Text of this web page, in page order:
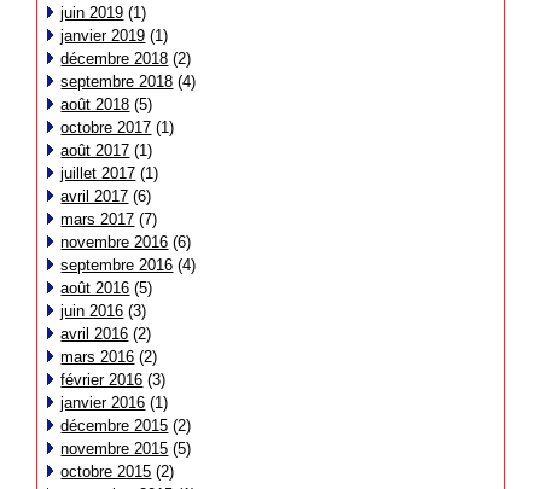
juin 2019 (1)
janvier 2019 (1)
décembre 2018 (2)
septembre 2018 (4)
août 2018 (5)
octobre 2017 (1)
août 2017 (1)
juillet 2017 (1)
avril 2017 (6)
mars 2017 (7)
novembre 2016 (6)
septembre 2016 (4)
août 2016 (5)
juin 2016 (3)
avril 2016 (2)
mars 2016 (2)
février 2016 (3)
janvier 2016 (1)
décembre 2015 (2)
novembre 2015 (5)
octobre 2015 (2)